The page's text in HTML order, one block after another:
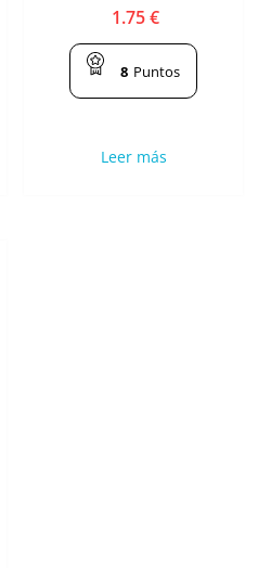
1.75€
8 Puntos
Leer más